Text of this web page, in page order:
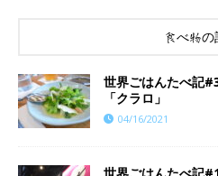
食べ物の
世界ごはんたべ記
「クラロ」
04/16/2021